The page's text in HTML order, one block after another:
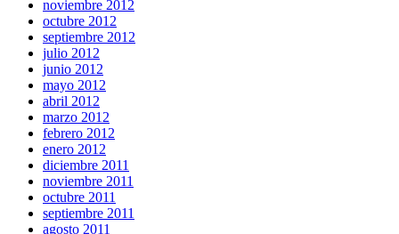
noviembre 2012
octubre 2012
septiembre 2012
julio 2012
junio 2012
mayo 2012
abril 2012
marzo 2012
febrero 2012
enero 2012
diciembre 2011
noviembre 2011
octubre 2011
septiembre 2011
agosto 2011